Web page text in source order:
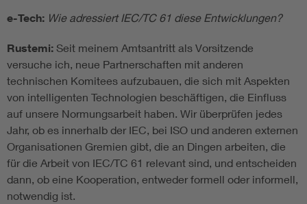
e-Tech: Wie adressiert IEC/TC 61 diese Entwicklungen?
Rustemi: Seit meinem Amtsantritt als Vorsitzende
versuche ich, neue Partnerschaften mit anderen
technischen Komitees aufzubauen, die sich mit Aspekten
von intelligenten Technologien beschäftigen, die Einfluss
auf unsere Normungsarbeit haben. Wir überprüfen jedes
Jahr, ob es innerhalb der IEC, bei ISO und anderen externen
Organisationen Gremien gibt, die an Dingen arbeiten, die
für die Arbeit von IEC/TC 61 relevant sind, und entscheiden
dann, ob eine Kooperation, entweder formell oder informell,
notwendig ist.